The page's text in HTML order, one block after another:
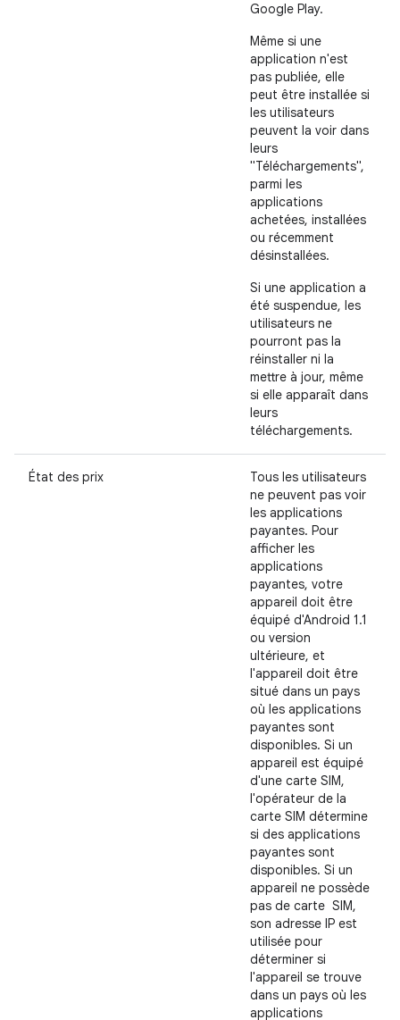
Google Play.
Même si une
application n'est
pas publiée, elle
peut être installée si
les utilisateurs
peuvent la voir dans
leurs
"Téléchargements",
parmi les
applications
achetées, installées
ou récemment
désinstallées.
Si une application a
été suspendue, les
utilisateurs ne
pourront pas la
réinstaller ni la
mettre à jour, même
si elle apparaît dans
leurs
téléchargements.
État des prix
Tous les utilisateurs
ne peuvent pas voir
les applications
payantes. Pour
afficher les
applications
payantes, votre
appareil doit être
équipé d'Android 1.1
ou version
ultérieure, et
l'appareil doit être
situé dans un pays
où les applications
payantes sont
disponibles. Si un
appareil est équipé
d'une carte SIM,
l'opérateur de la
carte SIM détermine
si des applications
payantes sont
disponibles. Si un
appareil ne possède
pas de carte SIM,
son adresse IP est
utilisée pour
déterminer si
l'appareil se trouve
dans un pays où les
applications